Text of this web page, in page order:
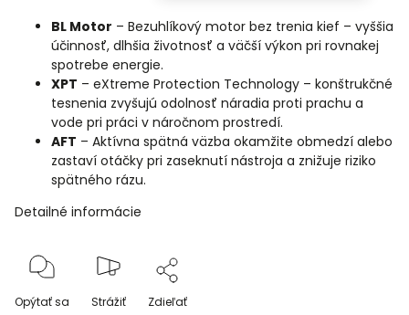
BL Motor – Bezuhlíkový motor bez trenia kief – vyššia
účinnosť, dlhšia životnosť a väčší výkon pri rovnakej
spotrebe energie.
XPT – eXtreme Protection Technology – konštrukčné
tesnenia zvyšujú odolnosť náradia proti prachu a
vode pri práci v náročnom prostredí.
AFT – Aktívna spätná väzba okamžite obmedzí alebo
zastaví otáčky pri zaseknutí nástroja a znižuje riziko
spätného rázu.
Detailné informácie
Opýtať sa Strážiť Zdieľať